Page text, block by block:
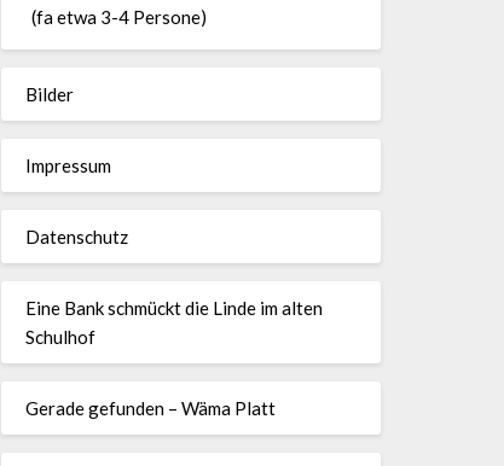
(fa etwa 3-4 Persone)
Bilder
Impressum
Datenschutz
Eine Bank schmückt die Linde im alten
Schulhof
Gerade gefunden – Wäma Platt